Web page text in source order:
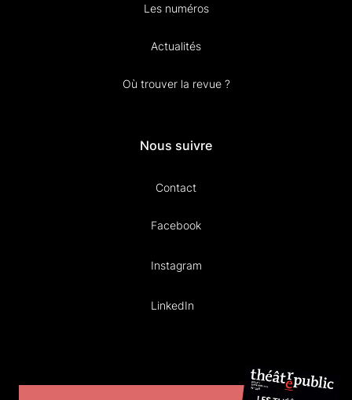
Les numéros
Actualités
Où trouver la revue ?
Nous suivre
Contact
Facebook
Instagram
LinkedIn